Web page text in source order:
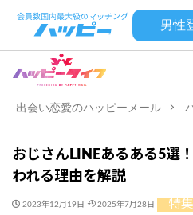
男性
出会い恋愛のハッピーメール
おじさんLINEあるある5選
われる理由を解説
2023年12月19日 2025年7月28日 特集